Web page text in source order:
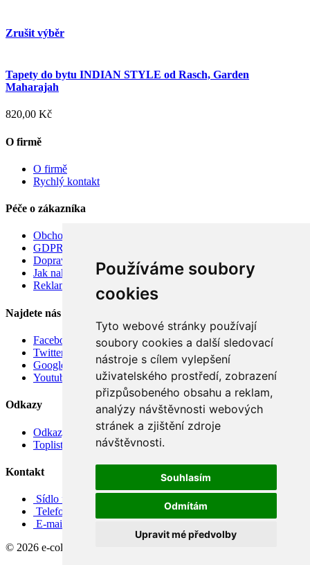
Používáme soubory
cookies
Tyto webové stránky používají
soubory cookies a další sledovací
nástroje s cílem vylepšení
uživatelského prostředí, zobrazení
přizpůsobeného obsahu a reklam,
analýzy návštěvnosti webových
stránek a zjištění zdroje
návštěvnosti.
Souhlasím
Odmítám
Upravit mé předvolby
Zrušit výběr
Tapety do bytu INDIAN STYLE od Rasch, Garden
Maharajah
820,00 Kč
O firmě
O firmě
Rychlý kontakt
Péče o zákazníka
Obchodní podmínky
GDPR
Doprava
Jak nakupovat
Reklamace
Najdete nás
Facebook
Twitter
Google
Youtube
Odkazy
Odkazy
Toplist
Kontakt
Sídlo firmy: Boženy Němcové 739/1, Svitavy 568 02, CZ
Telefon: +420 608 449 590
E-mail: info@e-color.cz
© 2026 e-color.cz